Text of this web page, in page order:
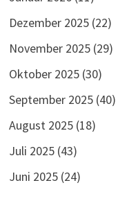
Dezember 2025 (22)
November 2025 (29)
Oktober 2025 (30)
September 2025 (40)
August 2025 (18)
Juli 2025 (43)
Juni 2025 (24)